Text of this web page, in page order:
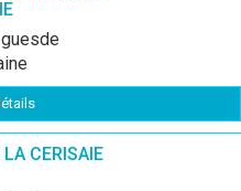
guesde
LA CERISAIE